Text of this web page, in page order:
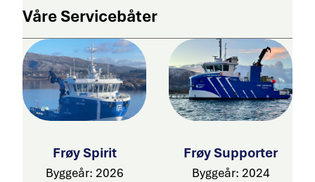
Våre Servicebåter
Frøy Spirit
Byggeår: 2026
Frøy Supporter
Byggeår: 2024